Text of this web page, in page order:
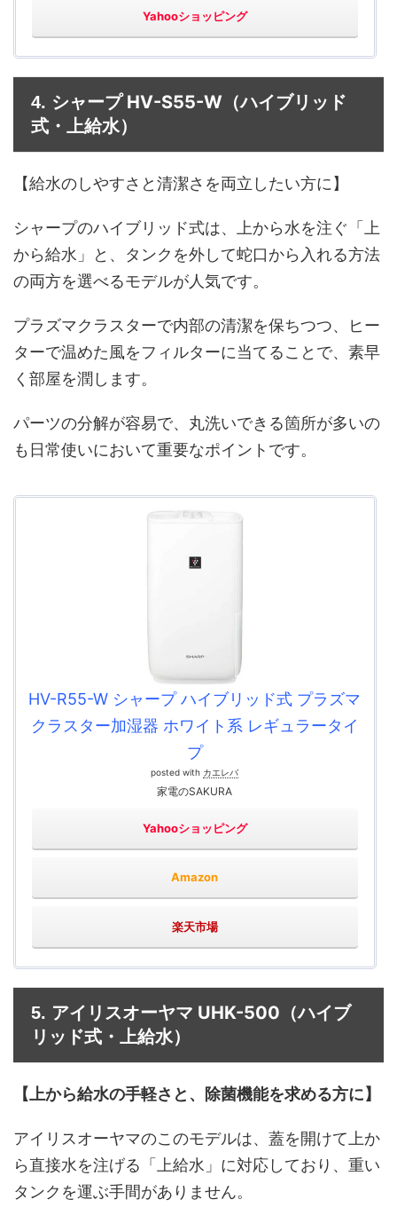
Yahooショッピング
4. シャープ HV-S55-W （ハイブリッド
式・上給水）
【給水のしやすさと清潔さを両立したい方に】
シャープのハイブリッド式は、上から水を注ぐ「上
から給水」と、タンクを外して蛇口から入れる方法
の両方を選べるモデルが人気です。
プラズマクラスターで内部の清潔を保ちつつ、ヒー
ターで温めた風をフィルターに当てることで、素早
く部屋を潤します。
パーツの分解が容易で、丸洗いできる箇所が多いの
も日常使いにおいて重要なポイントです。
HV-R55-W シャープ ハイブリッド式 プラズマ
クラスター加湿器 ホワイト系 レギュラータイ
プ
posted with カエレバ
家電のSAKURA
Yahooショッピング
Amazon
楽天市場
5. アイリスオーヤマ UHK-500 （ハイブ
リッド式・上給水）
【上から給水の手軽さと、除菌機能を求める方に】
アイリスオーヤマのこのモデルは、蓋を開けて上か
ら直接水を注げる「上給水」に対応しており、重い
タンクを運ぶ手間がありません。